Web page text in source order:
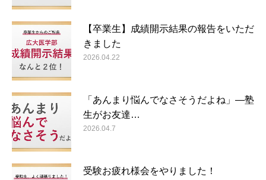
【卒業生】成績開示結果の報告をいただ
きました
2026.04.22
「あんまり悩んでなさそうだよね」―塾
生がお友達…
2026.04.7
受験お疲れ様会をやりました！